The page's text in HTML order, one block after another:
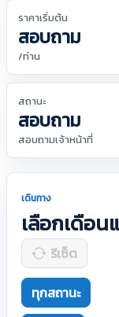
ราคาเริ่มต้น
สอบถาม
/ท่าน
สถานะ
สอบถาม
สอบถามเจ้าหน้าที่
เดินทาง
เลือกเดือน
รีเซ็ต
ทุกสถานะ